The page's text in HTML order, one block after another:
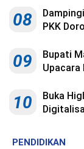
08
PKK
09
Bupati
Upacara
10
Buka
PENDIDIKAN